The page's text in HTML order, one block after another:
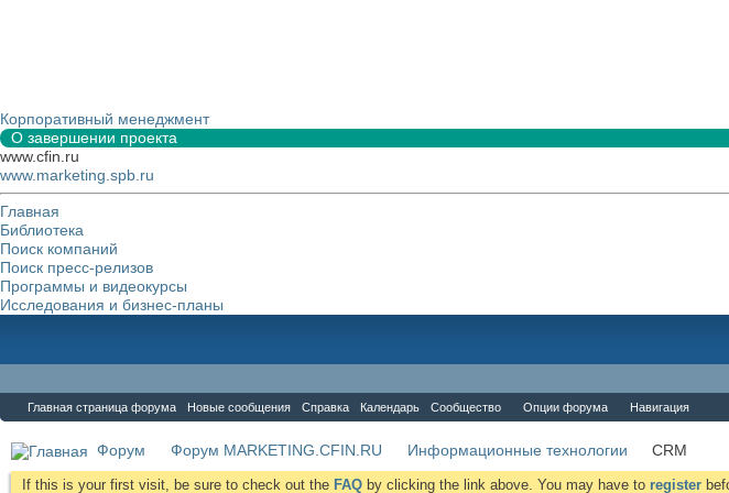
Корпоративный менеджмент
О завершении проекта
www.cfin.ru
www.marketing.spb.ru
Главная
Библиотека
Поиск компаний
Поиск пресс-релизов
Программы и видеокурсы
Исследования и бизнес-планы
Главная страница форума Новые сообщения Справка Календарь Сообщество Опции форума Навигация
Форум Форум MARKETING.CFIN.RU Информационные технологии CRM
If this is your first visit, be sure to check out the FAQ by clicking the link above. You may have to register